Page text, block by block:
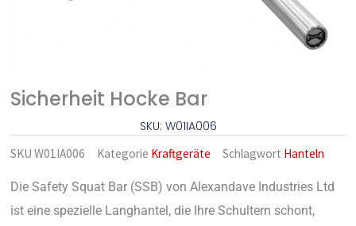
Sicherheit Hocke Bar
SKU: W01IA006
SKUW01IA006 Kategorie Kraftgeräte Schlagwort Hanteln
Die Safety Squat Bar (SSB) von Alexandave Industries Ltd
ist eine spezielle Langhantel, die Ihre Schultern schont,